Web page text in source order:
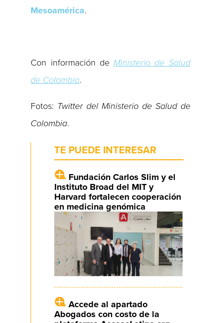
Mesoamérica.
Con información deMinisterio de Salud
de Colombia.
Fotos: Twitter del Ministerio de Salud de
Colombia.
TE PUEDE INTERESAR
Fundación Carlos Slim y el
Instituto Broad del MIT y
Harvard fortalecen cooperación
en medicina genómica
Accede al apartado
Abogados con costo de la